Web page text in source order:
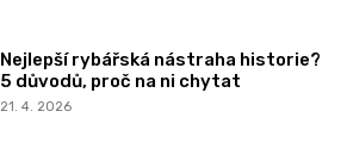
Nejlepší rybářská nástraha historie?
5 důvodů, proč na ni chytat
21. 4. 2026